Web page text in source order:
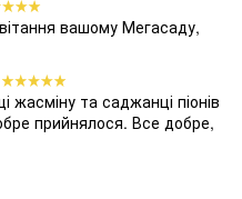
влияет сорт растения
Мегасад предлагает
по цене от 219 грн.
весны?
в комнатных
саженец с
его в выбранный
вашому Мегасаду,
жасміну та саджанці піонів
прийнялося. Все добре,